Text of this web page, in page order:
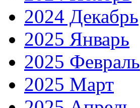
2024 Декабрь
2025 Январь
2025 Февраль
2025 Март